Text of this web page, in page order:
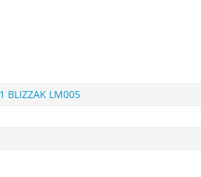
BLIZZAK LM005